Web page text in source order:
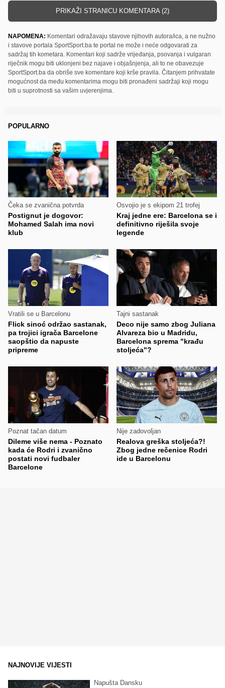
PRIKAŽI STRANICU KOMENTARA (2)
NAPOMENA: Komentari odražavaju stavove njihovih autora/ica, a ne nužno
i stavove portala SportSport.ba te portal ne može i neće odgovarati za
sadržaj tih kometara. Komentari koji sadrže vrijeđanja, psovanja i vulgaran
riječnik mogu biti uklonjeni bez najave i objašnjenja, ali to ne obavezuje
SportSport.ba da obriše sve komentare koji krše pravila. Čitanjem prihvatate
mogućnost da među komentarima mogu biti pronađeni sadržaji koji mogu
biti u suprotnosti sa vašim uvjerenjima.
POPULARNO
Čeka se zvanična potvrda
Postignut je dogovor:
Mohamed Salah ima novi
klub
Osvojio je s ekipom 21 trofej
Kraj jedne ere: Barcelona se i
definitivno riješila svoje
legende
Vratili se u Barcelonu
Flick sinoć održao sastanak,
pa trojici igrača Barcelone
saopštio da napuste
pripreme
Tajni sastanak
Deco nije samo zbog Juliana
Alvareza bio u Madridu,
Barcelona sprema "krađu
stoljeća"?
Poznat tačan datum
Dileme više nema - Poznato
kada će Rodri i zvanično
postati novi fudbaler
Barcelone
Nije zadovoljan
Realova greška stoljeća?!
Zbog jedne rečenice Rodri
ide u Barcelonu
NAJNOVIJE VIJESTI
Napušta Dansku